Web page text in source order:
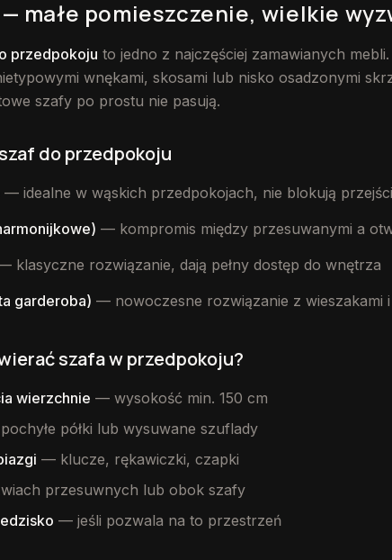
małe pomieszczenie, wielkie
przedpokoju to jedno z najczęściej zamawianych
wnękami, skosami lub nisko osadzonymi
szafy po prostu nie pasują.
do przedpokoju
— idealne w wąskich przedpokojach, nie blokują
— kompromis między przesuwanymi a
klasyczne rozwiązanie, dają pełny dostęp do wnętrza
garderoba) — nowoczesne rozwiązanie z wieszakami i
szafa w przedpokoju?
wierzchnie — wysokość min. 150 cm
półki lub wysuwane szuflady
— klucze, rękawiczki, czapki
przesuwnych lub obok szafy
— jeśli pozwala na to przestrzeń